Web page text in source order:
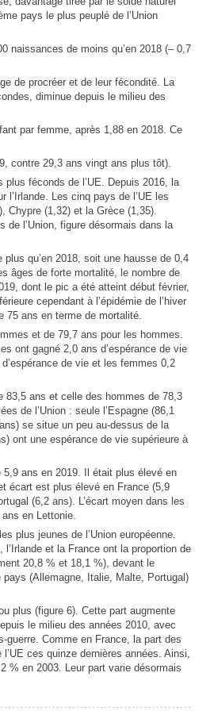
pays le plus peuplé de l’Union
naissances de moins qu’en 2018 (– 0,7
de procréer et de leur fécondité. La
diminue depuis le milieu des
par femme, après 1,88 en 2018. Ce
contre 29,3 ans vingt ans plus tôt).
plus féconds de l’UE. Depuis 2016, la
l’Irlande. Les cinq pays de l’UE les
Chypre (1,32) et la Grèce (1,35).
de l’Union, figure désormais dans la
qu’en 2018, soit une hausse de 0,4
âges de forte mortalité, le nombre de
dont le pic a été atteint début février,
cependant à l’épidémie de l’hiver
75 ans en terme de mortalité.
et de 79,7 ans pour les hommes.
ont gagné 2,0 ans d’espérance de vie
de vie et les femmes 0,2
83,5 ans et celle des hommes de 78,3
de l’Union : seule l’Espagne (86,1
se situe un peu au-dessus de la
ont une espérance de vie supérieure à
5,9 ans en 2019. Il était plus élevé en
écart est plus élevé en France (5,9
(6,2 ans). L’écart moyen dans les
en Lettonie.
plus jeunes de l’Union européenne.
et la France ont la proportion de
20,8 % et 18,1 %), devant le
(Allemagne, Italie, Malte, Portugal)
plus (figure 6). Cette part augmente
le milieu des années 2010, avec
guerre. Comme en France, la part des
ces quinze dernières années. Ainsi,
% en 2003. Leur part varie désormais